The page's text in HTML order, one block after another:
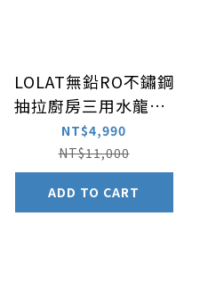
LOLAT無鉛RO不鏽鋼
抽拉廚房三用水龍頭-
鎳色TL744KR
NT$4,990
NT$11,000
ADD TO CART